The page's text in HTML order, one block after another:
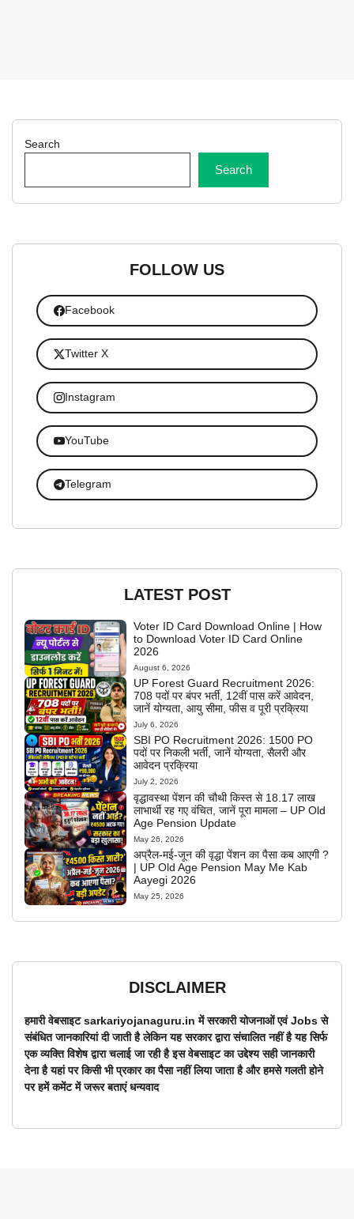
Search
Search
FOLLOW US
Facebook
Twitter X
Instagram
YouTube
Telegram
LATEST POST
Voter ID Card Download Online | How
to Download Voter ID Card Online
2026
August 6, 2026
UP Forest Guard Recruitment 2026:
708 पदों पर बंपर भर्ती, 12वीं पास करें आवेदन,
जानें योग्यता, आयु सीमा, फीस व पूरी प्रक्रिया
July 6, 2026
SBI PO Recruitment 2026: 1500 PO
पदों पर निकली भर्ती, जानें योग्यता, सैलरी और
आवेदन प्रक्रिया
July 2, 2026
वृद्धावस्था पेंशन की चौथी किस्त से 18.17 लाख
लाभार्थी रह गए वंचित, जानें पूरा मामला – UP Old
Age Pension Update
May 26, 2026
अप्रैल-मई-जून की वृद्धा पेंशन का पैसा कब आएगी ?
| UP Old Age Pension May Me Kab
Aayegi 2026
May 25, 2026
DISCLAIMER
हमारी वेबसाइट sarkariyojanaguru.in में सरकारी योजनाओं एवं Jobs से
संबंधित जानकारियां दी जाती है लेकिन यह सरकार द्वारा संचालित नहीं है यह सिर्फ
एक व्यक्ति विशेष द्वारा चलाई जा रही है इस वेबसाइट का उद्देश्य सही जानकारी
देना है यहां पर किसी भी प्रकार का पैसा नहीं लिया जाता है और हमसे गलती होने
पर हमें कमेंट में जरूर बताएं धन्यवाद